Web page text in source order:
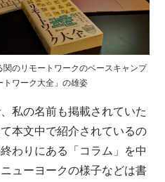
のリモートワークのベースキャンプ
トワーク大全」の雄姿
私の名前も掲載されていた
本文中で紹介されているの
わりにある「コラム」を中
ューヨークの様子などは書